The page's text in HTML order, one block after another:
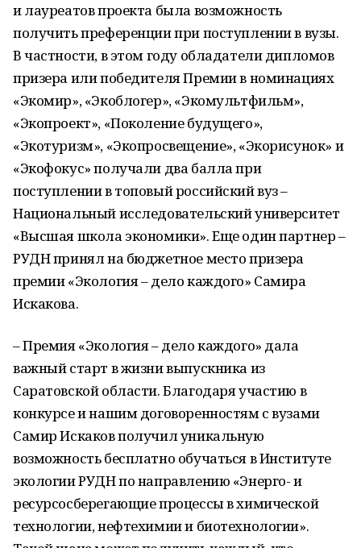
и лауреатов проекта была возможность
получить преференции при поступлении в вузы.
В частности, в этом году обладатели дипломов
призера или победителя Премии в номинациях
«Экомир», «Экоблогер», «Экомультфильм»,
«Экопроект», «Поколение будущего»,
«Экотуризм», «Экопросвещение», «Экорисунок» и
«Экофокус» получали два балла при
поступлении в топовый российский вуз –
Национальный исследовательский университет
«Высшая школа экономики». Еще один партнер –
РУДН принял на бюджетное место призера
премии «Экология – дело каждого» Самира
Искакова.
– Премия «Экология – дело каждого» дала
важный старт в жизни выпускника из
Саратовской области. Благодаря участию в
конкурсе и нашим договоренностям с вузами
Самир Искаков получил уникальную
возможность бесплатно обучаться в Институте
экологии РУДН по направлению «Энерго- и
ресурсосберегающие процессы в химической
технологии, нефтехимии и биотехнологии».